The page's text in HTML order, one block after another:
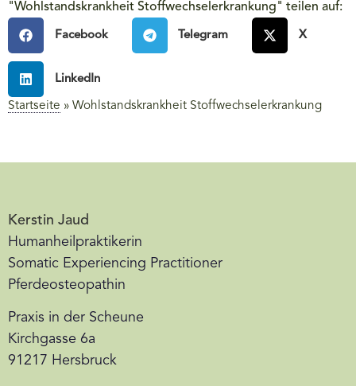
"Wohlstandskrankheit Stoffwechselerkrankung" teilen auf:
Facebook Telegram X
LinkedIn
Startseite » Wohlstandskrankheit Stoffwechselerkrankung
Kerstin Jaud
Humanheilpraktikerin
Somatic Experiencing Practitioner
Pferdeosteopathin
Praxis in der Scheune
Kirchgasse 6a
91217 Hersbruck